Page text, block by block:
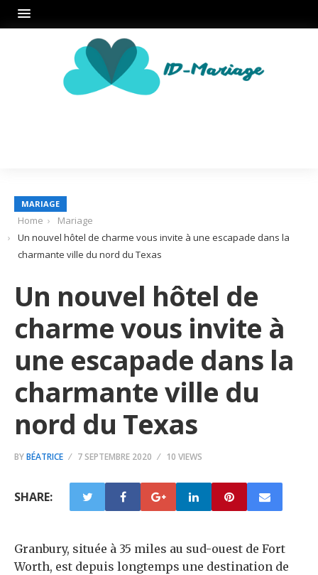
MARIAGE
Home
Mariage
Un nouvel hôtel de charme vous invite à une escapade dans la
charmante ville du nord du Texas
Un nouvel hôtel de
charme vous invite à
une escapade dans la
charmante ville du
nord du Texas
BYBÉATRICE 7 SEPTEMBRE 2020 10 VIEWS
SHARE:
Granbury, située à 35 miles au sud-ouest de Fort
Worth, est depuis longtemps une destination de